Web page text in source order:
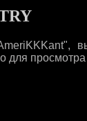
для